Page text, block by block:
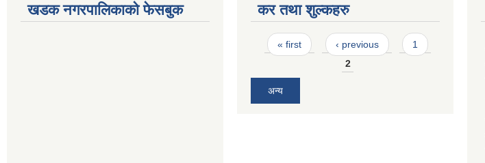
खडक नगरपालिकाको फेसबुक कर तथा शुल्कहरु
Pages
« first ‹ previous
1
2
अन्य